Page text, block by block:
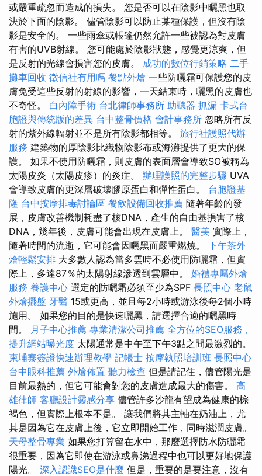
或嚴重疏忽而造成的損失。 您是否可以在陰影中曬黑也取
決於下面的陰影。 儘管陰影可以防止某種保護，但沒有陰
影是安全的。 一些雨傘或帳篷仍然允許一些被認為對皮膚
有害的UVB射線。 您可能處於陰影狀態，感覺更涼爽，但
是反射的光線會損害您的皮膚。 成功的數位行銷策略 二手
攤車回收 徵信社有用嗎 餐點外燴 一些防曬霜可保護您的皮
膚免受這些反射的射線的影響，一天結束時，曬黑的皮膚也
不奇怪。 白內障手術 台北律師事務所 助聽器 抓漏 卡式台
胞證與傳統版的差異 台中整骨價格 會計事務所 忽略所有反
射的紫外線輻射並不是所有陰影都相等。 旅行社護照代辦
服務 建築物的厚陰影比織物陰影布或海灘提供了更大的保
護。 如果不使用防曬霜，則皮膚的表面層會導致SO被稱為
太陽皮炎（太陽皮疹）的炎症。 辦理護照的完整步驟 UVA
會導致皮膚的更深層破壞膠原蛋白和彈性蛋白。 台胞證基
隆 台中按摩排毒討論區 餐飲設備回收推薦 隨著年齡的發
展，皮膚改善機制耗盡了核DNA，產生的自由基損害了核
DNA，幾年後，皮膚可能會出現在皮膚上。 醫美 實際上，
隨著時間的流逝，它可能會因曬黑而嚴重燃燒。 下午茶外
燴輕鬆安排 大多數人認為當多雲時不必使用防曬霜，但實
際上，多達87％的太陽射線滲透到雲層中。 婚禮專屬外燴
服務 養護中心 選定的防曬霜必須至少為SPF 長照中心 老鼠
外燴擺盤 牙醫 15或更高，並且每2小時或游泳後每2個小時
施用。 如果您的目的是快速曬黑，請選擇合適的曬黑時
間。
月子中心推薦 專業清潔公司推薦 全方位的SEO服務，
提升網站曝光度 太陽通常是中午至下午3點之間最激烈的。
柬埔寨簽證快速辦理教學 記帳士 按摩執照培訓班 長照中心
台中眼科推薦 外燴佈置 聽力檢查 但是請記住，儘管陽光是
目前最熱的，但它可能會對您的皮膚造成最大的傷害。 高
雄律師 客廳設計靈感分享 儘管許多沙龍有望成為健康的棕
褐色，但實際上根本不是。 讓我們將其主軸在奶油上，尤
其是因為它在皮膚上後，它立即開始工作，同時滋潤皮膚。
天母整骨專業 如果您打算留在水中，那麼選擇防水防曬霜
很重要，因為它即使在游泳或鼻涕過程中也可以更好地保護
陽光。 深入認識SEO是什麼 但是，重要的是要注意，沒有